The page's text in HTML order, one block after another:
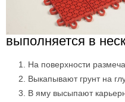
выполняется в
1. На поверхности
2. Выкапывают грунт на
3. В яму высыпают